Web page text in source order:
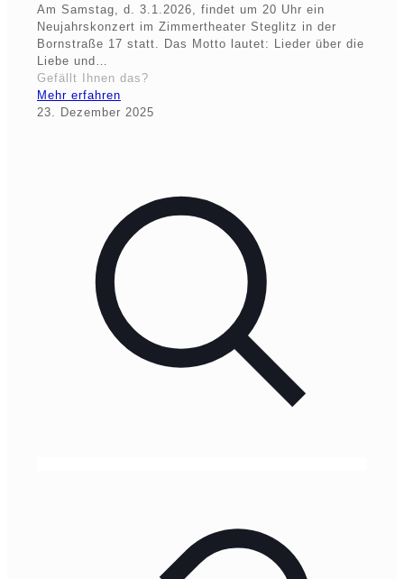
Am Samstag, d. 3.1.2026, findet um 20 Uhr ein
Neujahrskonzert im Zimmertheater Steglitz in der
Bornstraße 17 statt. Das Motto lautet: Lieder über die
Liebe und…
Gefällt Ihnen das?
Mehr erfahren
23. Dezember 2025